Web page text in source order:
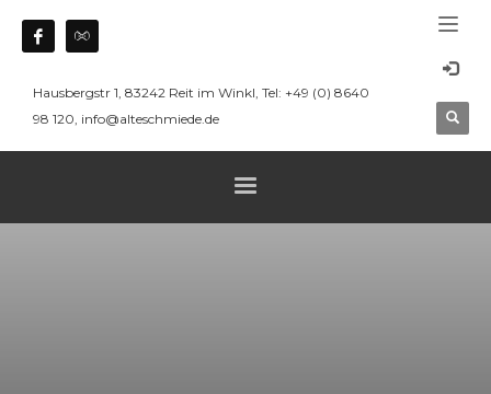
Hausbergstr 1, 83242 Reit im Winkl, Tel: +49 (0) 8640
98 120, info@alteschmiede.de